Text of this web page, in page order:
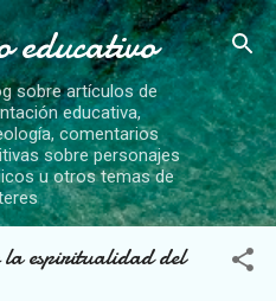
principal
educativo
sobre artículos de
educativa,
comentarios
sobre personajes
u otros temas de
la espiritualidad del